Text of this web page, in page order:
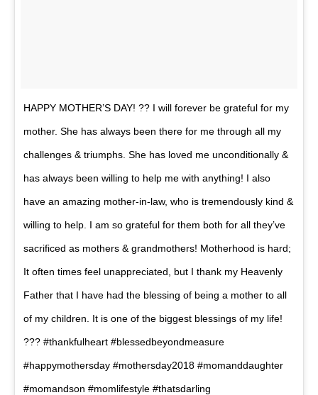
HAPPY MOTHER’S DAY! ?? I will forever be grateful for my
mother. She has always been there for me through all my
challenges & triumphs. She has loved me unconditionally &
has always been willing to help me with anything! I also
have an amazing mother-in-law, who is tremendously kind &
willing to help. I am so grateful for them both for all they’ve
sacrificed as mothers & grandmothers! Motherhood is hard;
It often times feel unappreciated, but I thank my Heavenly
Father that I have had the blessing of being a mother to all
of my children. It is one of the biggest blessings of my life!
??? #thankfulheart #blessedbeyondmeasure
#happymothersday #mothersday2018 #momanddaughter
#momandson #momlifestyle #thatsdarling